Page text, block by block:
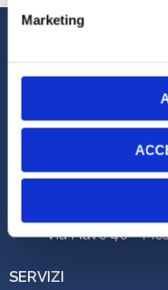
Marketing
Edoardo
Biologo Nutrizionista
P.I. 03555930274
Via Piave 40 -
SERVIZI